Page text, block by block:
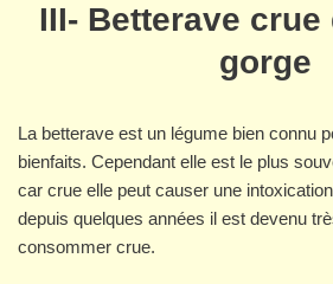
III- Betterave
gorge
La betterave est un légume bien connu
bienfaits. Cependant elle est le plus
car crue elle peut causer une
depuis quelques années il est devenu
consommer crue.